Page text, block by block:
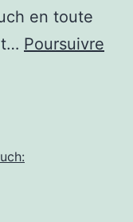
en toute
Poursuivre